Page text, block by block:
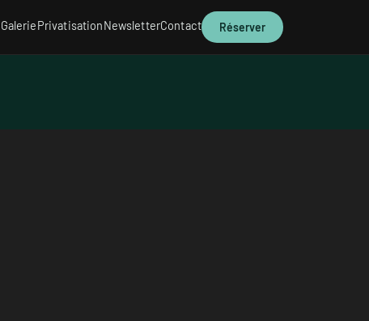
GaleriePrivatisationNewsletterContact Réserver